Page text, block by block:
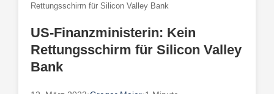
Rettungsschirm für Silicon Valley Bank
US-Finanzministerin: Kein
Rettungsschirm für Silicon Valley
Bank